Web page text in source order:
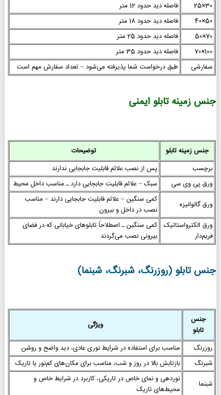
30×25
فاصله دید حدود 12 متر
50×40
فاصله دید حدود 18 متر
70×50
فاصله دید حدود 25 متر
100×70
فاصله دید حدود 35 متر
سفارشی
طبق درخواست شما پذیرفته می‌شود – تعداد سفارش مهم است
جنس زمینه تابلو ایمنی
جنس زمینه تابلو
توضیحات
برچسب
پس از نصب علائم قابلیت جابجایی ندارند
ورق پی وی سی
سبک – علائم قابلیت جابجایی دارد ـ مناسب داخل محیط
ورق گالوانیزه
کمی سنگین – علائم قابلیت جابجایی دارند – مناسب
نصب در داخل و بیرون
ورق الکترواستاتیک
فریم‌دار
کمی سنگین ـ اصطلاحاً تابلوهای خیابانی که در فضای
بیرونی نصب می‌گردند
جنس تابلو (روزرنگ، شبرنگ، شبنما)
جنس
تابلو
ویژگی
روزرنگ
مناسب برای استفاده در شرایط نوری عادی، دید واضح و روشن
شبرنگ
بازتابش بالا در روز و شب، مناسب برای مکان‌های کم‌نور یا تاریک
شبنما
نوردهی و نمای خاص در تاریکی، کاربرد در شرایط خاص و
محیط‌های تاریک